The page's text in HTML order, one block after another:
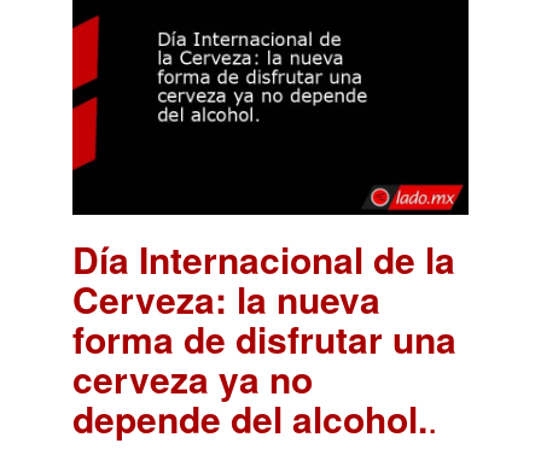
Día Internacional de la
Cerveza: la nueva
forma de disfrutar una
cerveza ya no
depende del alcohol..